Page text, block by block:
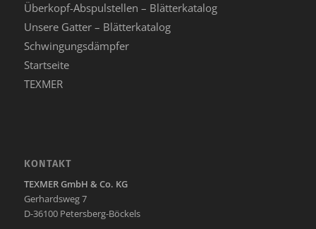
Überkopf-Abspulstellen – Blätterkatalog
Unsere Gatter – Blätterkatalog
Schwingungsdämpfer
Startseite
TEXMER
KONTAKT
TEXMER GmbH & Co. KG
Gerhardsweg 7
D-36100 Petersberg-Böckels